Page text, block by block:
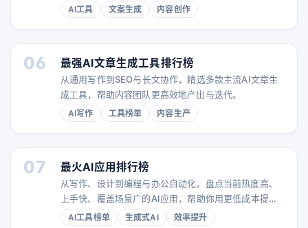
AI工具 文案生成 内容创作
06 最强AI文章生成工具排行榜
从通用写作到SEO与长文协作，精选多款主流AI文章生
成工具，帮助内容团队更高效地产出与迭代。
AI写作 工具榜单 内容生产
07 最火AI应用排行榜
从写作、设计到编程与办公自动化，盘点当前热度高、
上手快、覆盖场景广的AI应用，帮助你用更低成本提升
效率。
AI工具榜单 生成式AI 效率提升